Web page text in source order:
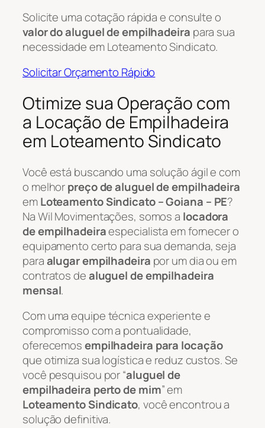
Solicite uma cotação rápida e consulte o
valor do aluguel de empilhadeira para sua
necessidade em Loteamento Sindicato.
Solicitar Orçamento Rápido
Otimize sua Operação com
a Locação de Empilhadeira
em Loteamento Sindicato
Você está buscando uma solução ágil e com
o melhorpreço de aluguel de empilhadeira
emLoteamento Sindicato – Goiana – PE?
Na Wil Movimentações, somos a locadora
de empilhadeiraespecialista em fornecer o
equipamento certo para sua demanda, seja
paraalugar empilhadeira por um dia ou em
contratos dealuguel de empilhadeira
mensal.
Com uma equipe técnica experiente e
compromisso com a pontualidade,
oferecemosempilhadeira para locação
que otimiza sua logística e reduz custos. Se
você pesquisou por “aluguel de
empilhadeira perto de mim” em
Loteamento Sindicato, você encontrou a
solução definitiva.